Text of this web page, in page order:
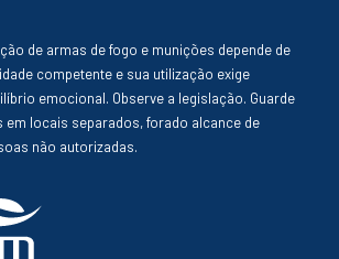
de armas de fogo e munições depende de
competente e sua utilização exige
emocional. Observe a legislação. Guarde
em locais separados, forado alcance de
não autorizadas.